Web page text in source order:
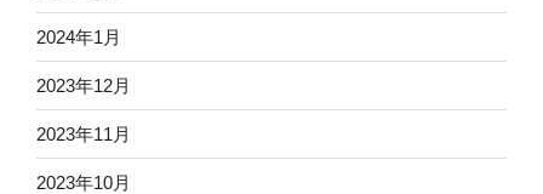
2024年1月
2023年12月
2023年11月
2023年10月